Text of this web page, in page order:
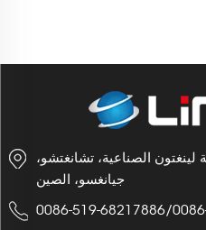
لينغتون الصناعية، تشانغتشو،
جيانغسو، الصين
0086-519-68217886/